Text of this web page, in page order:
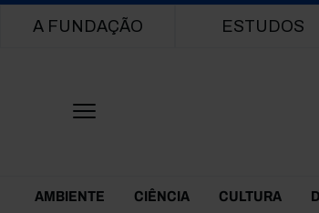
Main navigation
A FUNDAÇÃO ESTUDOS
Themes Menu
AMBIENTE CIÊNCIA CULTURA